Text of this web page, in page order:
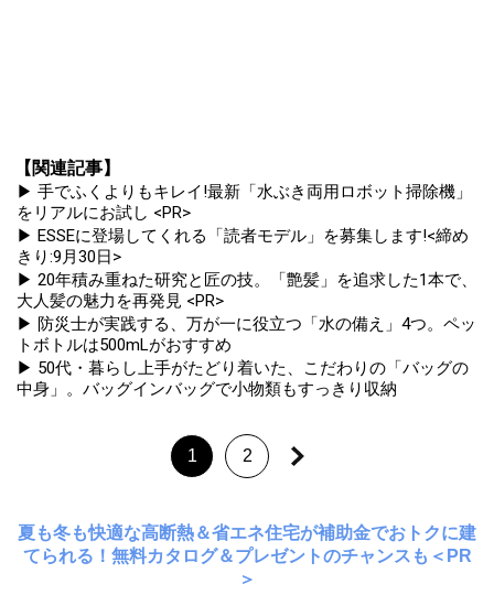
【関連記事】
▶ 手でふくよりもキレイ!最新「水ぶき両用ロボット掃除機」
をリアルにお試し <PR>
▶ ESSEに登場してくれる「読者モデル」を募集します!<締め
きり:9月30日>
▶ 20年積み重ねた研究と匠の技。「艶髪」を追求した1本で、
大人髪の魅力を再発見 <PR>
▶ 防災士が実践する、万が一に役立つ「水の備え」4つ。ペッ
トボトルは500mLがおすすめ
▶ 50代・暮らし上手がたどり着いた、こだわりの「バッグの
中身」。バッグインバッグで小物類もすっきり収納
1 2
夏も冬も快適な高断熱＆省エネ住宅が補助金でおトクに建
てられる！無料カタログ＆プレゼントのチャンスも＜PR
＞